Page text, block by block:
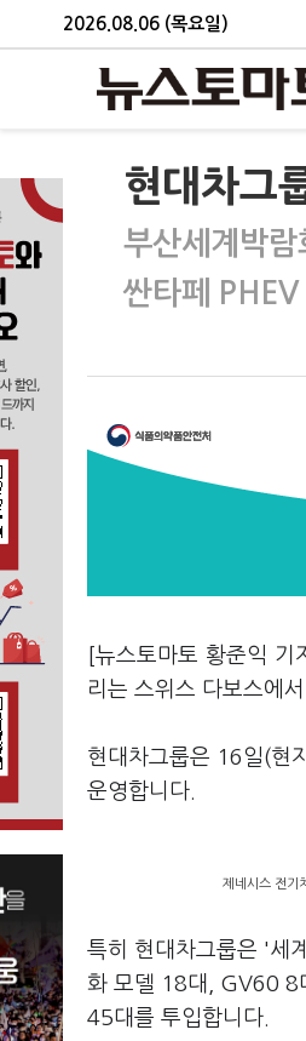
2026.08.06 (목요일)
현대차그
부산세계박
싼타페
[뉴스토마토 황준익 기
리는 스위스 다보스에
현대차그룹은 16일(현
운영합니다.
제네시스 전기
특히 현대차그룹은 '세
화 모델 18대, GV60 8
45대를 투입합니다.